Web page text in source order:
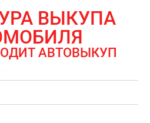
ВЫКУПА
АВТОВЫКУП